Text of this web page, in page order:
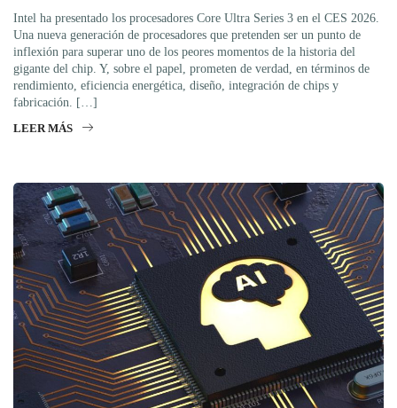
Intel ha presentado los procesadores Core Ultra Series 3 en el CES 2026.
Una nueva generación de procesadores que pretenden ser un punto de
inflexión para superar uno de los peores momentos de la historia del
gigante del chip. Y, sobre el papel, prometen de verdad, en términos de
rendimiento, eficiencia energética, diseño, integración de chips y
fabricación. […]
LEER MÁS